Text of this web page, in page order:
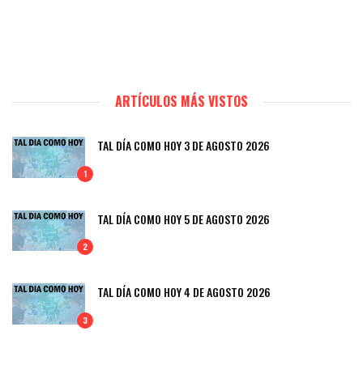
ARTÍCULOS MÁS VISTOS
1
TAL DÍA COMO HOY 3 DE AGOSTO 2026
2
TAL DÍA COMO HOY 5 DE AGOSTO 2026
3
TAL DÍA COMO HOY 4 DE AGOSTO 2026